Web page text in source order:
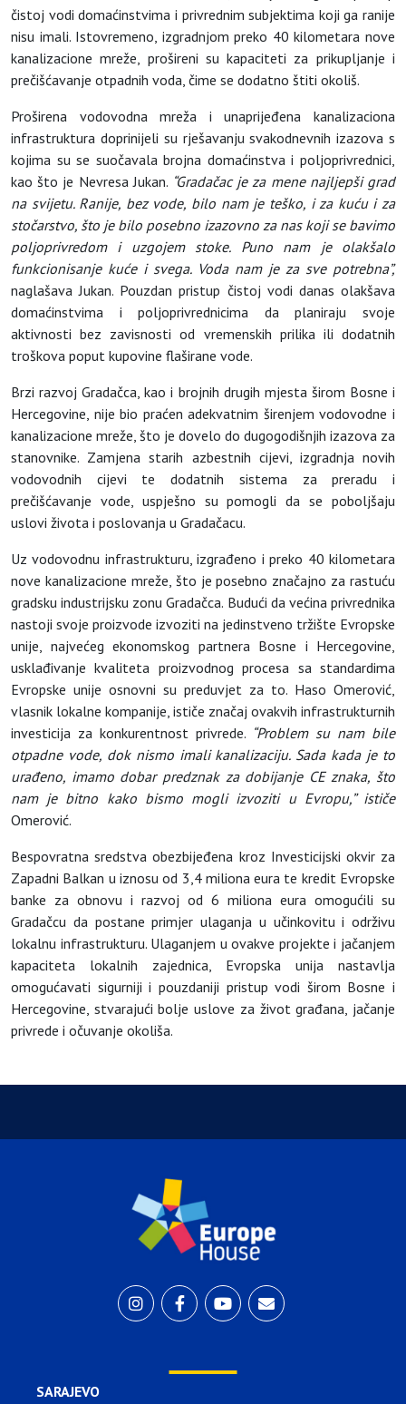
čistoj vodi domaćinstvima i privrednim subjektima koji ga ranije
nisu imali. Istovremeno, izgradnjom preko 40 kilometara nove
kanalizacione mreže, prošireni su kapaciteti za prikupljanje i
prečišćavanje otpadnih voda, čime se dodatno štiti okoliš.
Proširena vodovodna mreža i unaprijeđena kanalizaciona
infrastruktura doprinijeli su rješavanju svakodnevnih izazova s
kojima su se suočavala brojna domaćinstva i poljoprivrednici,
kao što je Nevresa Jukan. “Gradačac je za mene najljepši grad
na svijetu. Ranije, bez vode, bilo nam je teško, i za kuću i za
stočarstvo, što je bilo posebno izazovno za nas koji se bavimo
poljoprivredom i uzgojem stoke. Puno nam je olakšalo
funkcionisanje kuće i svega. Voda nam je za sve potrebna”,
naglašava Jukan. Pouzdan pristup čistoj vodi danas olakšava
domaćinstvima i poljoprivrednicima da planiraju svoje
aktivnosti bez zavisnosti od vremenskih prilika ili dodatnih
troškova poput kupovine flaširane vode.
Brzi razvoj Gradačca, kao i brojnih drugih mjesta širom Bosne i
Hercegovine, nije bio praćen adekvatnim širenjem vodovodne i
kanalizacione mreže, što je dovelo do dugogodišnjih izazova za
stanovnike. Zamjena starih azbestnih cijevi, izgradnja novih
vodovodnih cijevi te dodatnih sistema za preradu i
prečišćavanje vode, uspješno su pomogli da se poboljšaju
uslovi života i poslovanja u Gradačacu.
Uz vodovodnu infrastrukturu, izgrađeno i preko 40 kilometara
nove kanalizacione mreže, što je posebno značajno za rastuću
gradsku industrijsku zonu Gradačca. Budući da većina privrednika
nastoji svoje proizvode izvoziti na jedinstveno tržište Evropske
unije, najvećeg ekonomskog partnera Bosne i Hercegovine,
usklađivanje kvaliteta proizvodnog procesa sa standardima
Evropske unije osnovni su preduvjet za to. Haso Omerović,
vlasnik lokalne kompanije, ističe značaj ovakvih infrastrukturnih
investicija za konkurentnost privrede. “Problem su nam bile
otpadne vode, dok nismo imali kanalizaciju. Sada kada je to
urađeno, imamo dobar predznak za dobijanje CE znaka, što
nam je bitno kako bismo mogli izvoziti u Evropu,” ističe
Omerović.
Bespovratna sredstva obezbijeđena kroz Investicijski okvir za
Zapadni Balkan u iznosu od 3,4 miliona eura te kredit Evropske
banke za obnovu i razvoj od 6 miliona eura omogućili su
Gradačcu da postane primjer ulaganja u učinkovitu i održivu
lokalnu infrastrukturu. Ulaganjem u ovakve projekte i jačanjem
kapaciteta lokalnih zajednica, Evropska unija nastavlja
omogućavati sigurniji i pouzdaniji pristup vodi širom Bosne i
Hercegovine, stvarajući bolje uslove za život građana, jačanje
privrede i očuvanje okoliša.
SARAJEVO